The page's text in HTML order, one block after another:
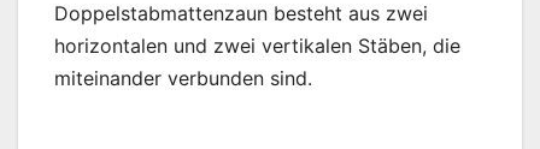
Doppelstabmattenzaun besteht aus zwei
horizontalen und zwei vertikalen Stäben, die
miteinander verbunden sind.